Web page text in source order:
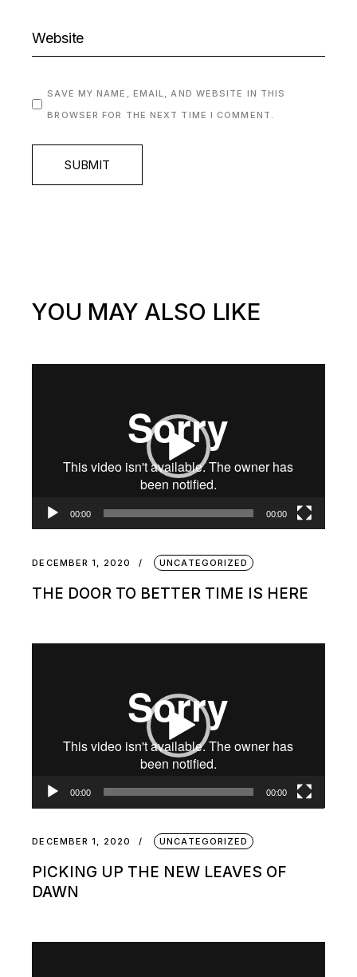
SAVE MY NAME, EMAIL, AND WEBSITE IN THIS
BROWSER FOR THE NEXT TIME I COMMENT.
SUBMIT
YOU MAY ALSO LIKE
00:00 00:00
DECEMBER 1, 2020 UNCATEGORIZED
THE DOOR TO BETTER TIME IS HERE
00:00 00:00
DECEMBER 1, 2020 UNCATEGORIZED
PICKING UP THE NEW LEAVES OF
DAWN